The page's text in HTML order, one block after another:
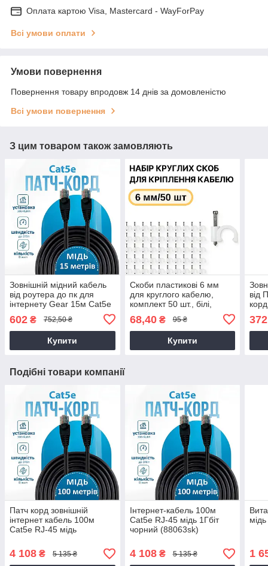
Оплата картою Visa, Mastercard - WayForPay
Всі умови оплати
Умови повернення
Повернення товару впродовж 14 днів за домовленістю
Всі умови повернення
З цим товаром також замовляють
Зовнішній мідний кабель
від роутера до пк для
інтернету Gear 15м Cat5e
швидкість до 1Гбіт чорний
602 ₴ 752,50 ₴
Купити
Скоби пластикові 6 мм
для круглого кабелю,
комплект 50 шт., білі,
68,40₴ 95 ₴
Купити
від
372
Подібні товари компанії
Патч корд зовнішній
інтернет кабель 100м
Cat5e RJ-45 мідь
(88063sk)
4 108 ₴ 5 135 ₴
Інтернет-кабель 100м
Cat5e RJ-45 мідь 1Гбіт
чорний (88063sk)
4 108₴ 5 135 ₴ 1